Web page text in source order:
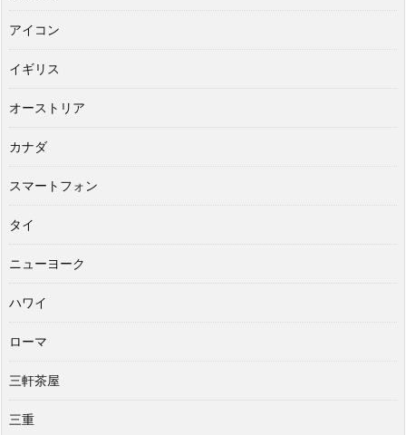
アイコン
イギリス
オーストリア
カナダ
スマートフォン
タイ
ニューヨーク
ハワイ
ローマ
三軒茶屋
三重